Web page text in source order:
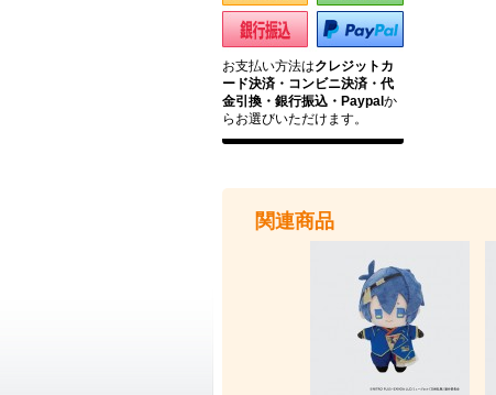
お支払い方法はクレジットカ
ード決済・コンビニ決済・代
金引換・銀行振込・Paypalか
らお選びいただけます。
関連商品